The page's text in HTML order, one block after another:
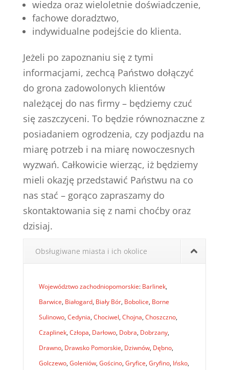
wiedza oraz wieloletnie doświadczenie,
fachowe doradztwo,
indywidualne podejście do klienta.
Jeżeli po zapoznaniu się z tymi
informacjami, zechcą Państwo dołączyć
do grona zadowolonych klientów
należącej do nas firmy – będziemy czuć
się zaszczyceni. To będzie równoznaczne z
posiadaniem ogrodzenia, czy podjazdu na
miarę potrzeb i na miarę nowoczesnych
wyzwań. Całkowicie wierząc, iż będziemy
mieli okazję przedstawić Państwu na co
nas stać – gorąco zapraszamy do
skontaktowania się z nami choćby oraz
dzisiaj.
Obsługiwane miasta i ich okolice
Województwo zachodniopomorskie: Barlinek,
Barwice, Białogard, Biały Bór, Bobolice, Borne
Sulinowo, Cedynia, Chociwel, Chojna, Choszczno,
Czaplinek, Człopa, Darłowo, Dobra, Dobrzany,
Drawno, Drawsko Pomorskie, Dziwnów, Dębno,
Golczewo, Goleniów, Gościno, Gryfice, Gryfino, Ińsko,